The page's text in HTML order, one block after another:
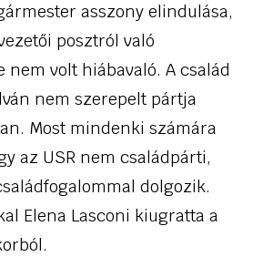
asszony elindulása,
posztról való
nem volt hiábavaló. A család
nem szerepelt pártja
Most mindenki számára
az USR nem családpárti,
dolgozik.
Elena Lasconi kiugratta a